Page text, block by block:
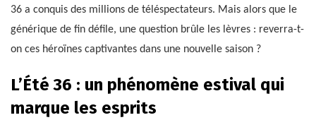
36 a conquis des millions de téléspectateurs. Mais alors que le
générique de fin défile, une question brûle les lèvres : reverra-t-
on ces héroïnes captivantes dans une nouvelle saison ?
L’Été 36 : un phénomène estival qui
marque les esprits